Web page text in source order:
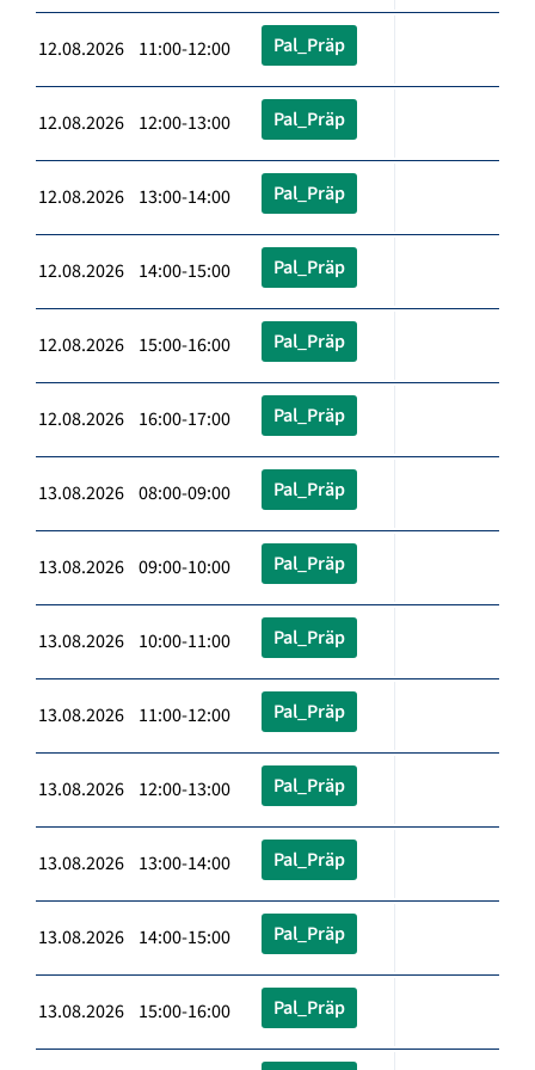
12.08.2026 11:00-12:00 Pal_Präp
12.08.2026 12:00-13:00 Pal_Präp
12.08.2026 13:00-14:00 Pal_Präp
12.08.2026 14:00-15:00 Pal_Präp
12.08.2026 15:00-16:00 Pal_Präp
12.08.2026 16:00-17:00 Pal_Präp
13.08.2026 08:00-09:00 Pal_Präp
13.08.2026 09:00-10:00 Pal_Präp
13.08.2026 10:00-11:00 Pal_Präp
13.08.2026 11:00-12:00 Pal_Präp
13.08.2026 12:00-13:00 Pal_Präp
13.08.2026 13:00-14:00 Pal_Präp
13.08.2026 14:00-15:00 Pal_Präp
13.08.2026 15:00-16:00 Pal_Präp